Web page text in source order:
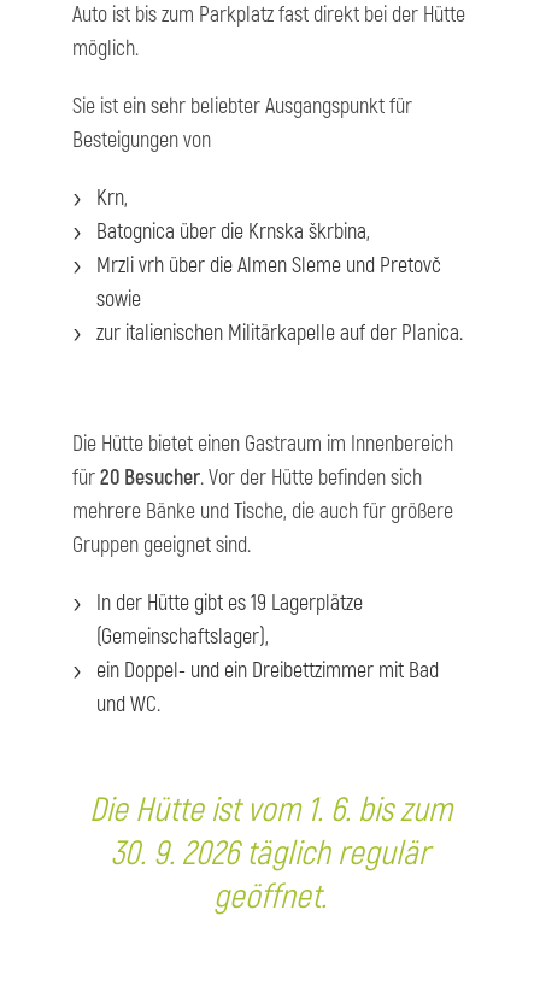
Auto ist bis zum Parkplatz fast direkt bei der Hütte
möglich.
Sie ist ein sehr beliebter Ausgangspunkt für
Besteigungen von
Krn,
Batognica über die Krnska škrbina,
Mrzli vrh über die Almen Sleme und Pretovč
sowie
zur italienischen Militärkapelle auf der Planica.
Die Hütte bietet einen Gastraum im Innenbereich
für20 Besucher. Vor der Hütte befinden sich
mehrere Bänke und Tische, die auch für größere
Gruppen geeignet sind.
In der Hütte gibt es 19 Lagerplätze
(Gemeinschaftslager),
ein Doppel- und ein Dreibettzimmer mit Bad
und WC.
Die Hütte ist vom 1. 6. bis zum
30. 9. 2026 täglich regulär
geöffnet.